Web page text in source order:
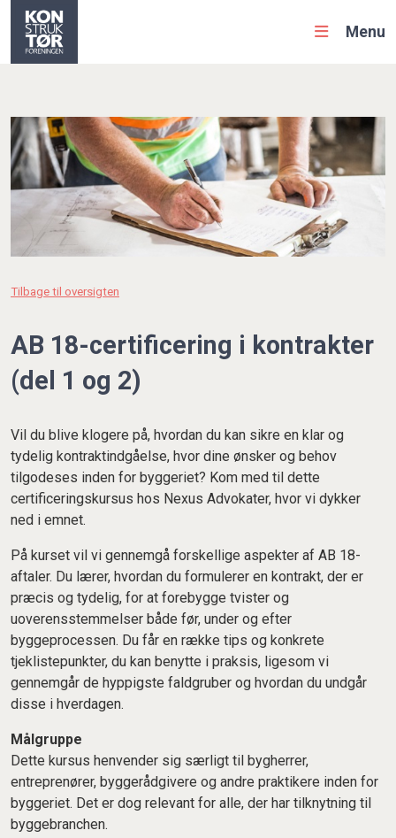
Menu
Tilbage til oversigten
AB 18-certificering i kontrakter
(del 1 og 2)
Vil du blive klogere på, hvordan du kan sikre en klar og
tydelig kontraktindgåelse, hvor dine ønsker og behov
tilgodeses inden for byggeriet? Kom med til dette
certificeringskursus hos Nexus Advokater, hvor vi dykker
ned i emnet.
På kurset vil vi gennemgå forskellige aspekter af AB 18-
aftaler. Du lærer, hvordan du formulerer en kontrakt, der er
præcis og tydelig, for at forebygge tvister og
uoverensstemmelser både før, under og efter
byggeprocessen. Du får en række tips og konkrete
tjeklistepunkter, du kan benytte i praksis, ligesom vi
gennemgår de hyppigste faldgruber og hvordan du undgår
disse i hverdagen.
Målgruppe
Dette kursus henvender sig særligt til bygherrer,
entreprenører, byggerådgivere og andre praktikere inden for
byggeriet. Det er dog relevant for alle, der har tilknytning til
byggebranchen.